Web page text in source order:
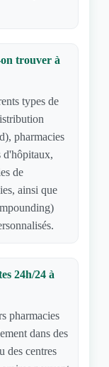
trouver à
types de
pharmacies
d'hôpitaux,
de
ainsi que
24h/24 à
pharmacies
dans des
des centres